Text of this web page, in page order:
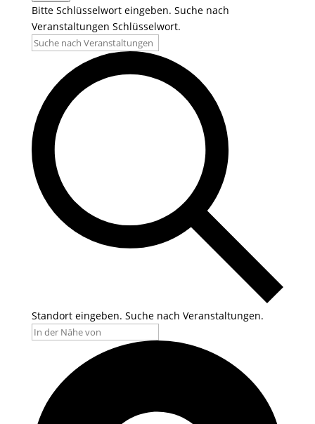
Bitte Schlüsselwort eingeben. Suche nach
Veranstaltungen Schlüsselwort.
Standort eingeben. Suche nach Veranstaltungen.